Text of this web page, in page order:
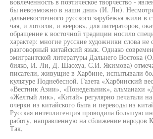
бы невозможно в наши дни» (И. Ли).
дальневосточного русского зарубежья жили в
чая, и лотосов, и вееров», для литераторов,
обращение к восточной традиции носило
характер: многие русские художники слова
разговорный китайский язык. Однако
эмигрантской литературы Дальнего Востока
бияко, И. Ли, Д. Шаохуа, С.И. Якимова)
писатели, живущие в Харбине, испытывали
культуре Поднебесной. Газета «Харбинский
«Вестник Азии», «Понедельник», альманахи
«Желтый лик», «Китай» регулярно печатали
очерки из китайского быта и переводы из
Русская интеллигенция проводила большую
работу, направленную на сближение народов
Так,